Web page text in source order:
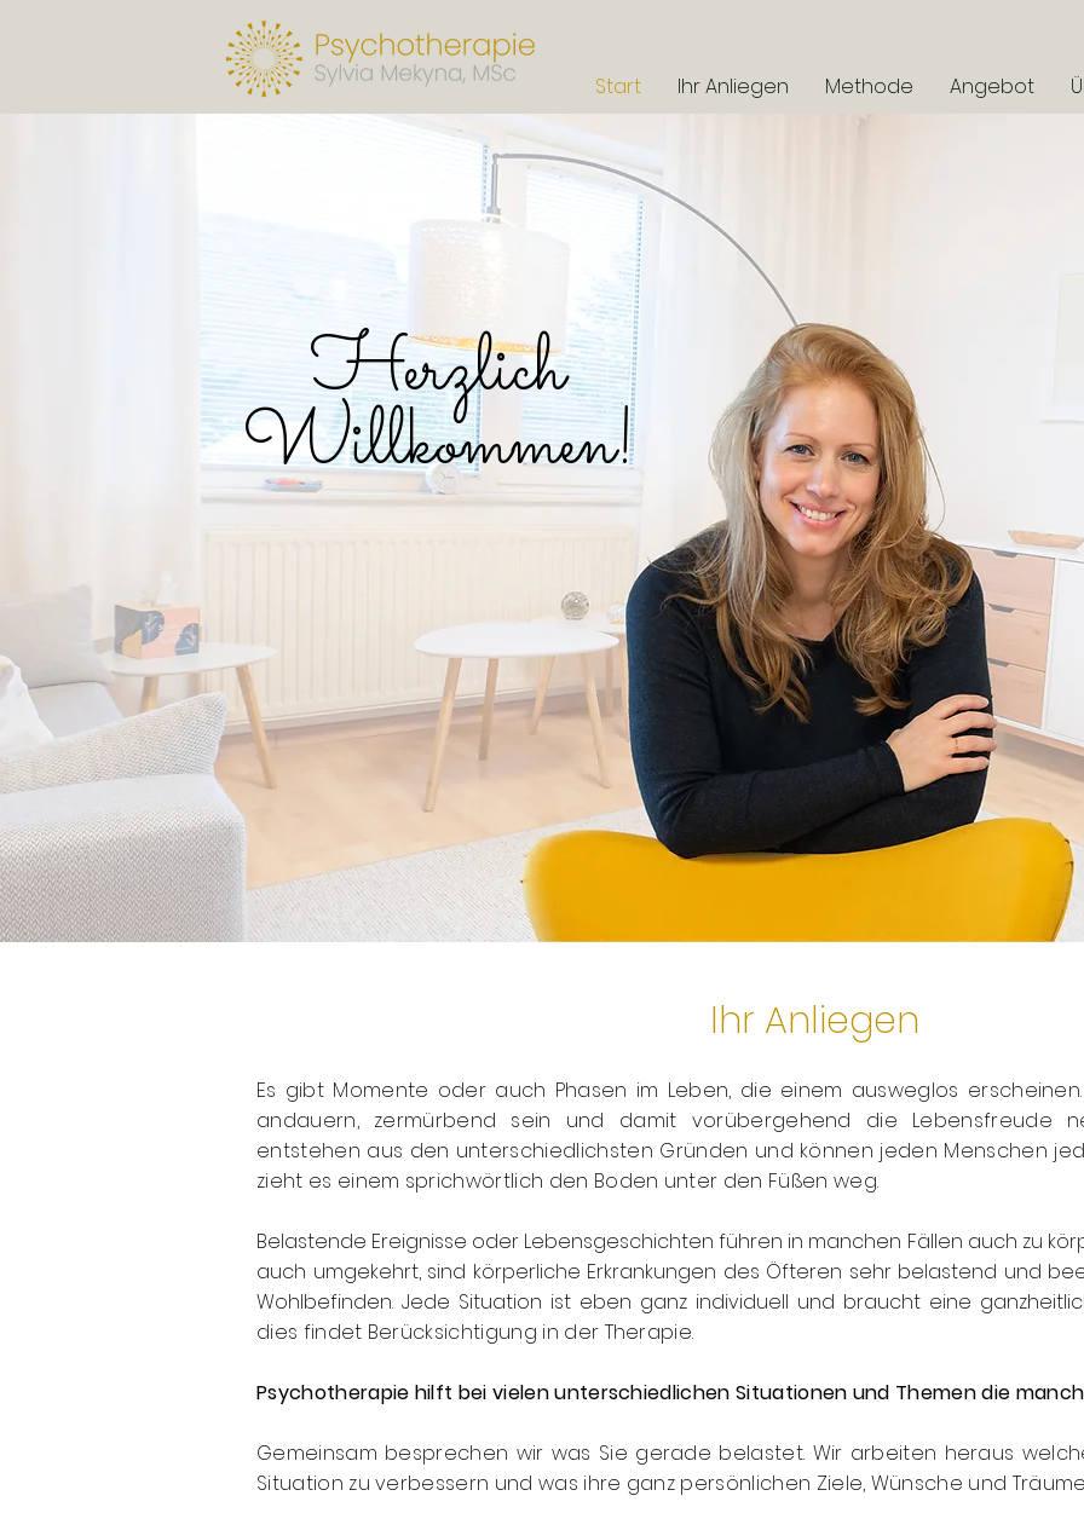
Start Ihr Anliegen Methode Angebot
Herzlich
Willkommen!
Ihr Anliegen
Es gibt Momente oder auch Phasen im Leben, die einem ausweglos
andauern, zermürbend sein und damit vorübergehend die Lebensfreude
entstehen aus den unterschiedlichsten Gründen und können jeden Menschen
zieht es einem sprichwörtlich den Boden unter den Füßen weg.
Belastende Ereignisse oder Lebensgeschichten führen in manchen Fällen auch zu
auch umgekehrt, sind körperliche Erkrankungen des Öfteren sehr belastend und
Wohlbefinden. Jede Situation ist eben ganz individuell und braucht eine
dies findet Berücksichtigung in der Therapie.
Psychotherapie hilft bei vielen unterschiedlichen Situationen und Themen die
Gemeinsam besprechen wir was Sie gerade belastet. Wir arbeiten heraus
Situation zu verbessern und was ihre ganz persönlichen Ziele, Wünsche und